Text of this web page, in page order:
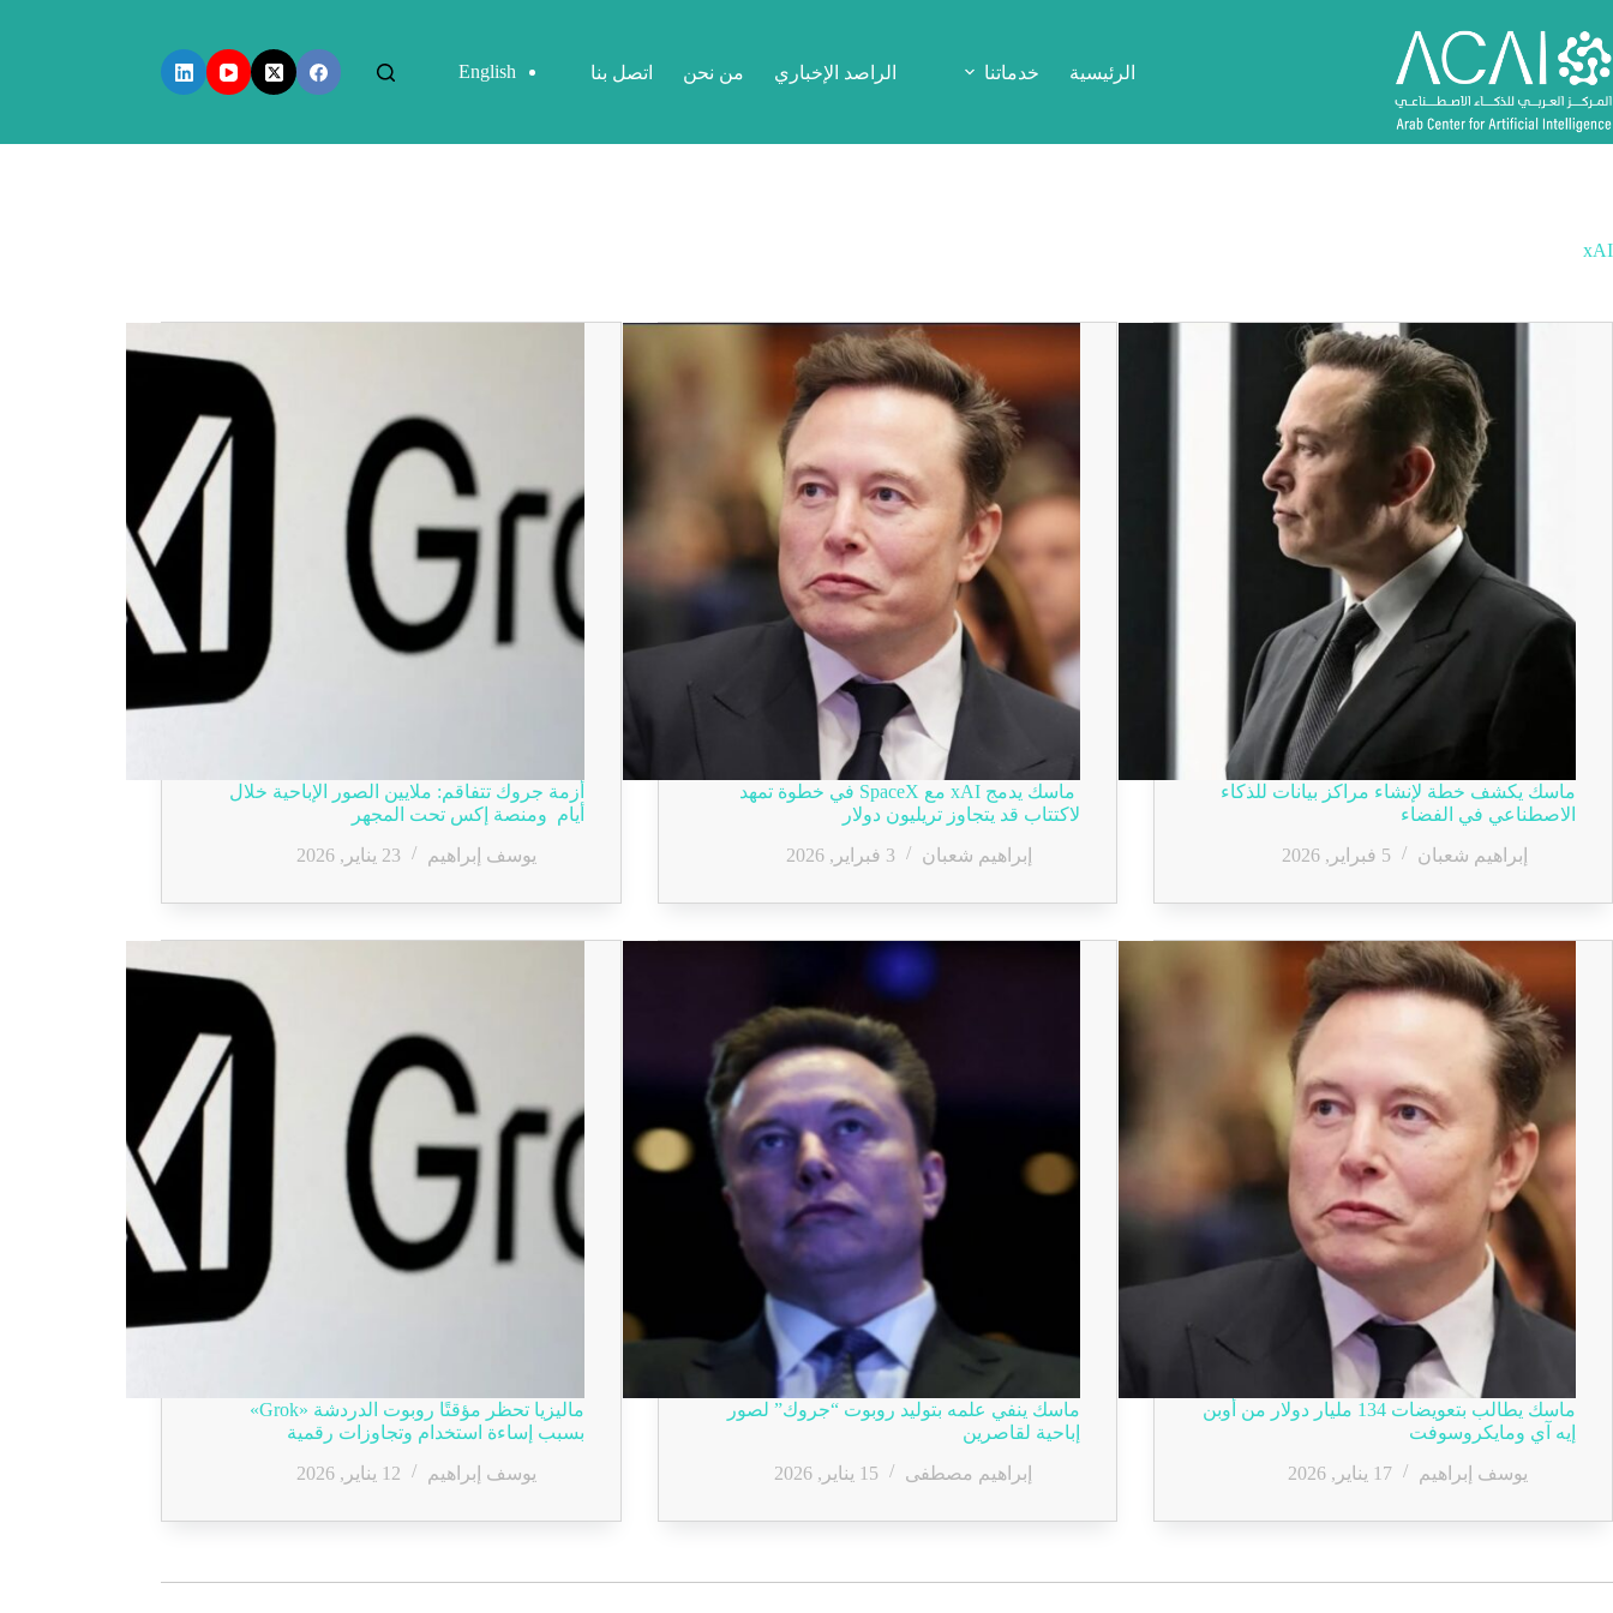
إلى
المحتوى
الرئيسية خدماتنا الراصد الإخباري من نحن اتصل بنا English
xAI
ماسك يكشف خطة لإنشاء مراكز بيانات للذكاء
الاصطناعي في الفضاء
إبراهيم شعبان
5 فبراير, 2026
ماسك يدمج xAI مع SpaceX في خطوة تمهد
لاكتتاب قد يتجاوز تريليون دولار
إبراهيم شعبان
3 فبراير, 2026
أزمة جروك تتفاقم: ملايين الصور الإباحية خلال
أيام ومنصة إكس تحت المجهر
يوسف إبراهيم
23 يناير, 2026
ماسك يطالب بتعويضات 134 مليار دولار من أوبن
إيه آي ومايكروسوفت
يوسف إبراهيم
17 يناير, 2026
ماسك ينفي علمه بتوليد روبوت “جروك” لصور
إباحية لقاصرين
إبراهيم مصطفى
15 يناير, 2026
ماليزيا تحظر مؤقتًا روبوت الدردشة «Grok»
بسبب إساءة استخدام وتجاوزات رقمية
يوسف إبراهيم
12 يناير, 2026